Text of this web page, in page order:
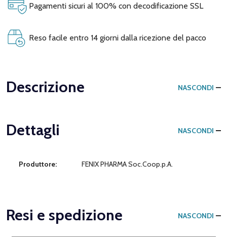
Pagamenti sicuri al 100% con decodificazione SSL
Reso facile entro 14 giorni dalla ricezione del pacco
Descrizione NASCONDI
Dettagli NASCONDI
Produttore: FENIX PHARMA Soc.Coop.p.A.
Resi e spedizione NASCONDI